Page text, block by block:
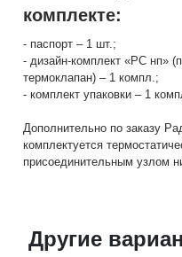
комплекте:
- паспорт – 1 шт.;
- дизайн-комплект «РС нп»
термоклапан) – 1 компл.;
- комплект упаковки – 1
Дополнительно по заказу
комплектуется
присоединительным узлом
Другие